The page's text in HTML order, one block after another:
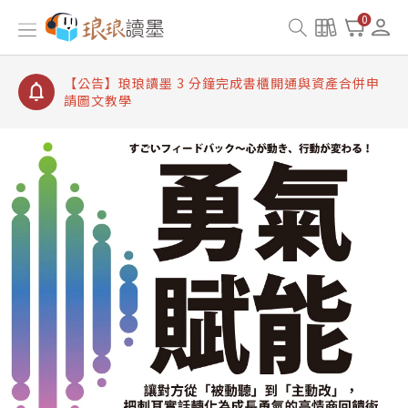
0
【公告】琅琅讀墨書櫃開通常見問題
【公告】琅琅讀墨 3 分鐘完成書櫃開通與資產合併申
【公告】琅琅書店服務升級重要說明及資產合併結果
查詢